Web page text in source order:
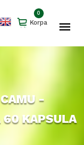
0
Korpa
-
60 KAPSULA